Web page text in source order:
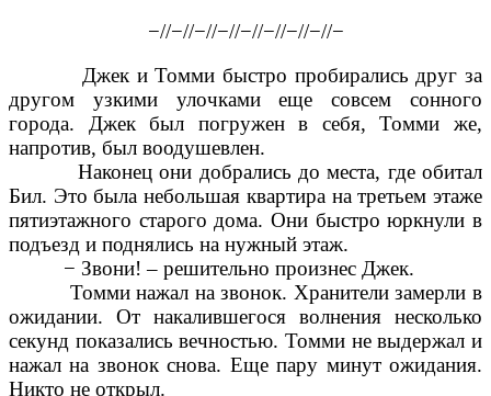
−//−//−//−//−//−//−//−//−
Джек и Томми быстро пробирались друг за
другом узкими улочками еще совсем сонного
города. Джек был погружен в себя, Томми же,
напротив, был воодушевлен.
Наконец они добрались до места, где обитал
Бил. Это была небольшая квартира на третьем этаже
пятиэтажного старого дома. Они быстро юркнули в
подъезд и поднялись на нужный этаж.
− Звони! – решительно произнес Джек.
Томми нажал на звонок. Хранители замерли в
ожидании. От накалившегося волнения несколько
секунд показались вечностью. Томми не выдержал и
нажал на звонок снова. Еще пару минут ожидания.
Никто не открыл.